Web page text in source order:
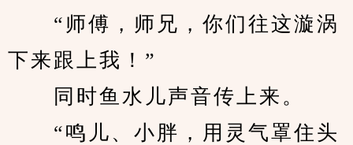
“师傅，师兄，你们往这漩涡
下来跟上我！”
同时鱼水儿声音传上来。
“鸣儿、小胖，用灵气罩住头